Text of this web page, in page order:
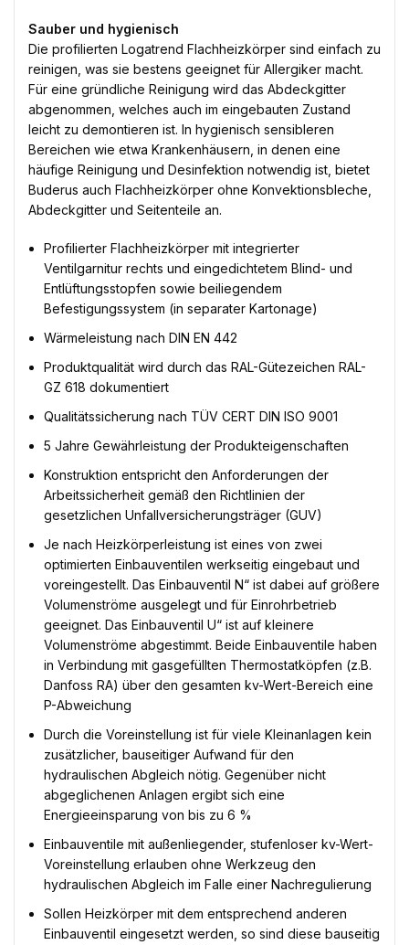
Sauber und hygienisch
Die profilierten Logatrend Flachheizkörper sind einfach zu
reinigen, was sie bestens geeignet für Allergiker macht.
Für eine gründliche Reinigung wird das Abdeckgitter
abgenommen, welches auch im eingebauten Zustand
leicht zu demontieren ist. In hygienisch sensibleren
Bereichen wie etwa Krankenhäusern, in denen eine
häufige Reinigung und Desinfektion notwendig ist, bietet
Buderus auch Flachheizkörper ohne Konvektionsbleche,
Abdeckgitter und Seitenteile an.
Profilierter Flachheizkörper mit integrierter
Ventilgarnitur rechts und eingedichtetem Blind- und
Entlüftungsstopfen sowie beiliegendem
Befestigungssystem (in separater Kartonage)
Wärmeleistung nach DIN EN 442
Produktqualität wird durch das RAL-Gütezeichen RAL-
GZ 618 dokumentiert
Qualitätssicherung nach TÜV CERT DIN ISO 9001
5 Jahre Gewährleistung der Produkteigenschaften
Konstruktion entspricht den Anforderungen der
Arbeitssicherheit gemäß den Richtlinien der
gesetzlichen Unfallversicherungsträger (GUV)
Je nach Heizkörperleistung ist eines von zwei
optimierten Einbauventilen werkseitig eingebaut und
voreingestellt. Das Einbauventil N“ ist dabei auf größere
Volumenströme ausgelegt und für Einrohrbetrieb
geeignet. Das Einbauventil U“ ist auf kleinere
Volumenströme abgestimmt. Beide Einbauventile haben
in Verbindung mit gasgefüllten Thermostatköpfen (z.B.
Danfoss RA) über den gesamten kv-Wert-Bereich eine
P-Abweichung
Durch die Voreinstellung ist für viele Kleinanlagen kein
zusätzlicher, bauseitiger Aufwand für den
hydraulischen Abgleich nötig. Gegenüber nicht
abgeglichenen Anlagen ergibt sich eine
Energieeinsparung von bis zu 6 %
Einbauventile mit außenliegender, stufenloser kv-Wert-
Voreinstellung erlauben ohne Werkzeug den
hydraulischen Abgleich im Falle einer Nachregulierung
Sollen Heizkörper mit dem entsprechend anderen
Einbauventil eingesetzt werden, so sind diese bauseitig